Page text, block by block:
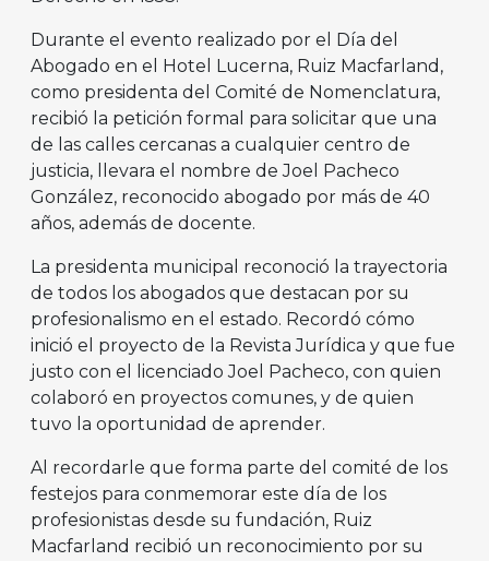
Durante el evento realizado por el Día del
Abogado en el Hotel Lucerna, Ruiz Macfarland,
como presidenta del Comité de Nomenclatura,
recibió la petición formal para solicitar que una
de las calles cercanas a cualquier centro de
justicia, llevara el nombre de Joel Pacheco
González, reconocido abogado por más de 40
años, además de docente.
La presidenta municipal reconoció la trayectoria
de todos los abogados que destacan por su
profesionalismo en el estado. Recordó cómo
inició el proyecto de la Revista Jurídica y que fue
justo con el licenciado Joel Pacheco, con quien
colaboró en proyectos comunes, y de quien
tuvo la oportunidad de aprender.
Al recordarle que forma parte del comité de los
festejos para conmemorar este día de los
profesionistas desde su fundación, Ruiz
Macfarland recibió un reconocimiento por su